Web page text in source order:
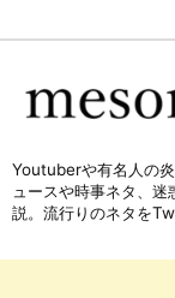
Youtuberや有名人の
ュースや時事ネタ、
説。流行りのネタを